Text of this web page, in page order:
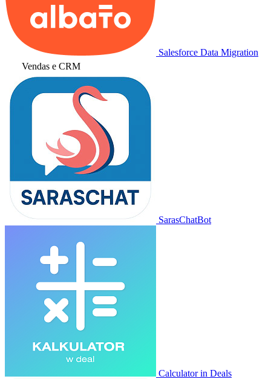
Salesforce Data Migration
Vendas e CRM
SarasChatBot
Calculator in Deals